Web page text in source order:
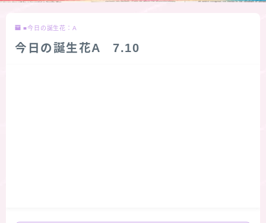
秘密部屋
■今日の誕生花：A
今日の誕生花A 7.10